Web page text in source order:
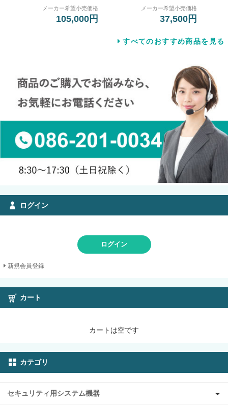
メーカー希望小売価格
105,000円
メーカー希望小売価格
37,500円
すべてのおすすめ商品を見る
ログイン
ログイン
新規会員登録
カート
カートは空です
カテゴリ
セキュリティ用システム機器